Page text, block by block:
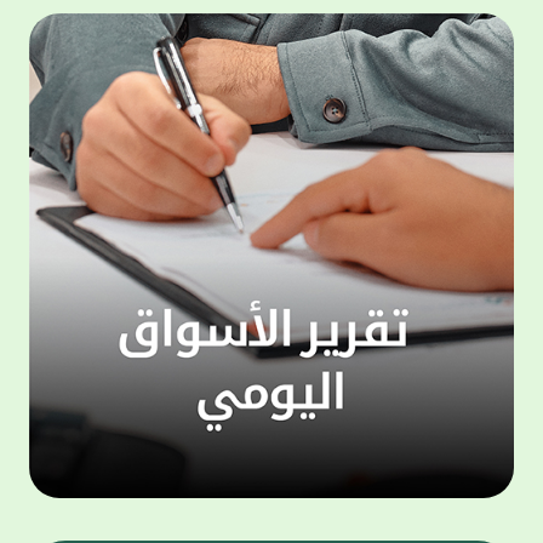
التحول الرقمي. ويتيح تطبيق KFHOnline
للهواتف الذكية مجموعة واسعة من الخدمات
التي تعكس فهم البنك لأنماط استخدام العملاء
واحتياجاتهم، من بينها خدمات التحويلات المالية
المحلية والدولية كخدمة "ومض" لتحويل الأموال،
إضافة إلى خدمة التحويل بالتعاون مع شبكة
"ويسترن يونيون" العالمية ، والتي تمكّن العملاء
من تنفيذ التحويلات المالية بسرعة وأمان، سواء
نقدًا أو مباشرة إلى الحسابات البنكية أو المحافظ
الرقمية في مختلف دول العالم ، مع الاستفادة
من الانتشار الواسع لشبكة ويسترن يونيون
عالميًا. كما توفر خدمة KFH Pay آلية مرنة
وسريعة لتحويل وطلب الأموال، تتيح للعملاء
إرسال طلبات دفع إلى فرد واحد أومجموعة من
الأشخاص عبر مشاركة رابط دفع أو إدخال أرقام
الهواتف. ويمكن للعميل إنشاء مجموعات
مخصصة لطلب الأموال، مع إمكانية متابعة حالة
الدفع لكل شخص من خلال قائمة «العمليات
حساب
على